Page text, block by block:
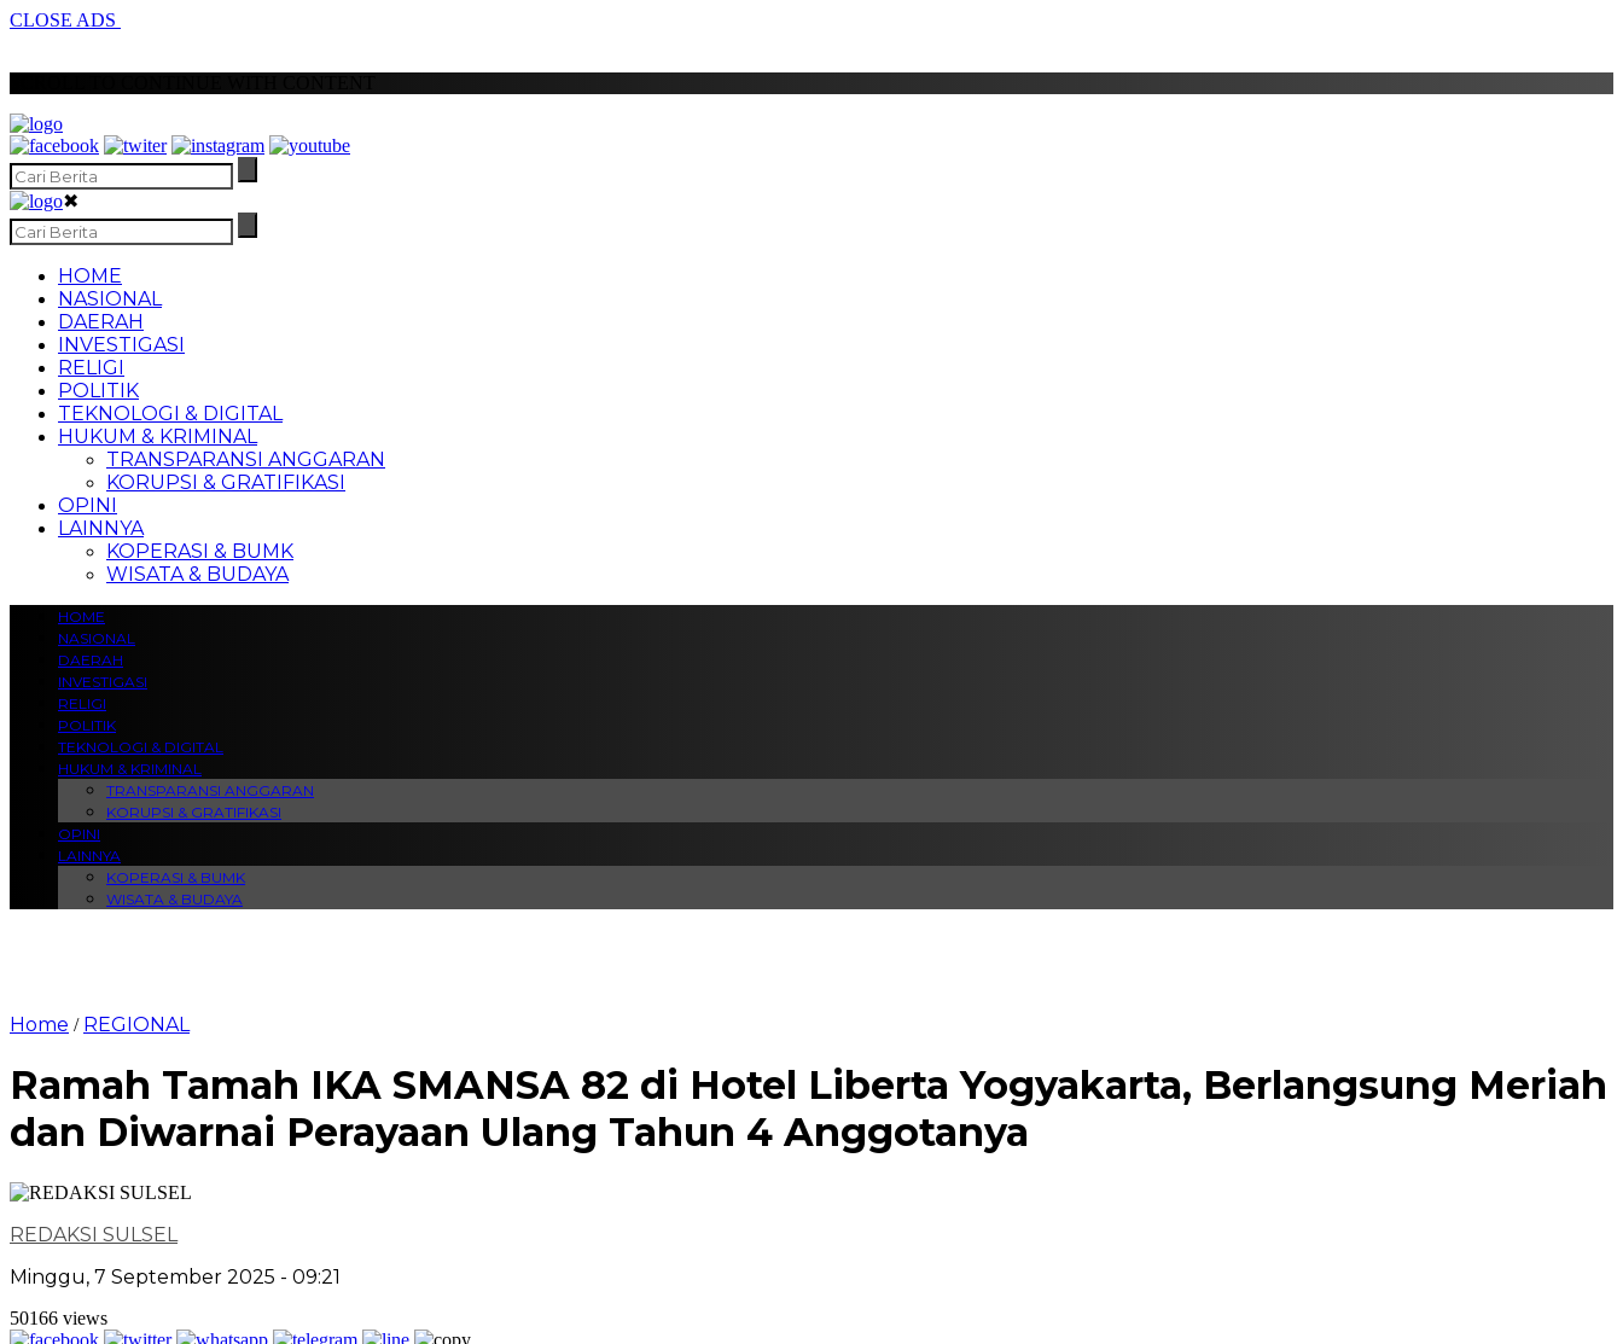
CLOSE ADS
✖
HOME
NASIONAL
DAERAH
INVESTIGASI
RELIGI
POLITIK
TEKNOLOGI & DIGITAL
HUKUM & KRIMINAL
TRANSPARANSI ANGGARAN
KORUPSI & GRATIFIKASI
OPINI
LAINNYA
KOPERASI & BUMK
WISATA & BUDAYA
HOME
NASIONAL
DAERAH
INVESTIGASI
RELIGI
POLITIK
TEKNOLOGI & DIGITAL
HUKUM & KRIMINAL
TRANSPARANSI ANGGARAN
KORUPSI & GRATIFIKASI
OPINI
LAINNYA
KOPERASI & BUMK
WISATA & BUDAYA
Home / REGIONAL
Ramah Tamah IKA SMANSA 82 di Hotel Liberta Yogyakarta, Berlangsung Meriah
dan Diwarnai Perayaan Ulang Tahun 4 Anggotanya
REDAKSI SULSEL
Minggu, 7 September 2025 - 09:21
50166 views